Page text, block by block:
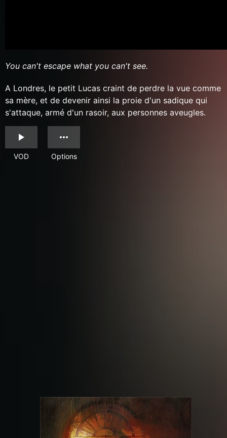
You can't escape what you can't see.
A Londres, le petit Lucas craint de perdre la vue comme
sa mère, et de devenir ainsi la proie d'un sadique qui
s'attaque, armé d'un rasoir, aux personnes aveugles.
VOD Options